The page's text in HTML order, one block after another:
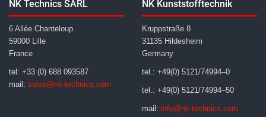
NK Technics SARL
6 Allée Chanteloup
59000 Lille
France
tel: +33 (0) 688 093587
mail: sales@nk-technics.com
NK Kunststofftechnik
Kruppstraße 8
31135 Hildesheim
Germany
tel.: +49(0) 5121/74994–0
tel.: +49(0) 5121/74994–50
mail: info@nk-technics.com